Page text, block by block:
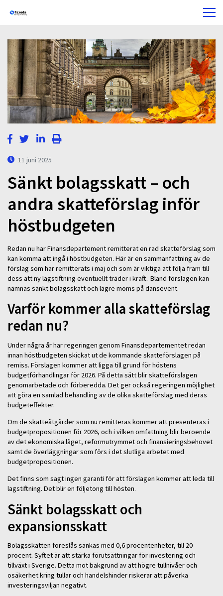
11 juni 2025
Sänkt bolagsskatt – och
andra skatteförslag inför
höstbudgeten
Redan nu har Finansdepartement remitterat en rad skatteförslag som
kan komma att ingå i höstbudgeten. Här är en sammanfattning av de
förslag som har remitterats i maj och som är viktiga att följa fram till
dess att ny lagstiftning eventuellt träder i kraft. Bland förslagen kan
nämnas sänkt bolagsskatt och lägre moms på dansevent.
Varför kommer alla skatteförslag
redan nu?
Under några år har regeringen genom Finansdepartementet redan
innan höstbudgeten skickat ut de kommande skatteförslagen på
remiss. Förslagen kommer att ligga till grund för höstens
budgetförhandlingar för 2026. På detta sätt blir skatteförslagen
genomarbetade och förberedda. Det ger också regeringen möjlighet
att göra en samlad behandling av de olika skatteförslag med deras
budgeteffekter.
Om de skatteåtgärder som nu remitteras kommer att presenteras i
budgetpropositionen för 2026, och i vilken omfattning blir beroende
av det ekonomiska läget, reformutrymmet och finansieringsbehovet
samt de överläggningar som förs i det slutliga arbetet med
budgetpropositionen.
Det finns som sagt ingen garanti för att förslagen kommer att leda till
lagstiftning. Det blir en följetong till hösten.
Sänkt bolagsskatt och
expansionsskatt
Bolagsskatten föreslås sänkas med 0,6 procentenheter, till 20
procent. Syftet är att stärka förutsättningar för investering och
tillväxt i Sverige. Detta mot bakgrund av att högre tullnivåer och
osäkerhet kring tullar och handelshinder riskerar att påverka
investeringsviljan negativt.